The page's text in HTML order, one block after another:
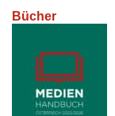
Bücher